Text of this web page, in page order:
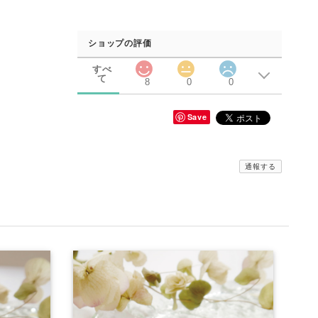
ショップの評価
すべ
て
8 0 0
Save
通報する